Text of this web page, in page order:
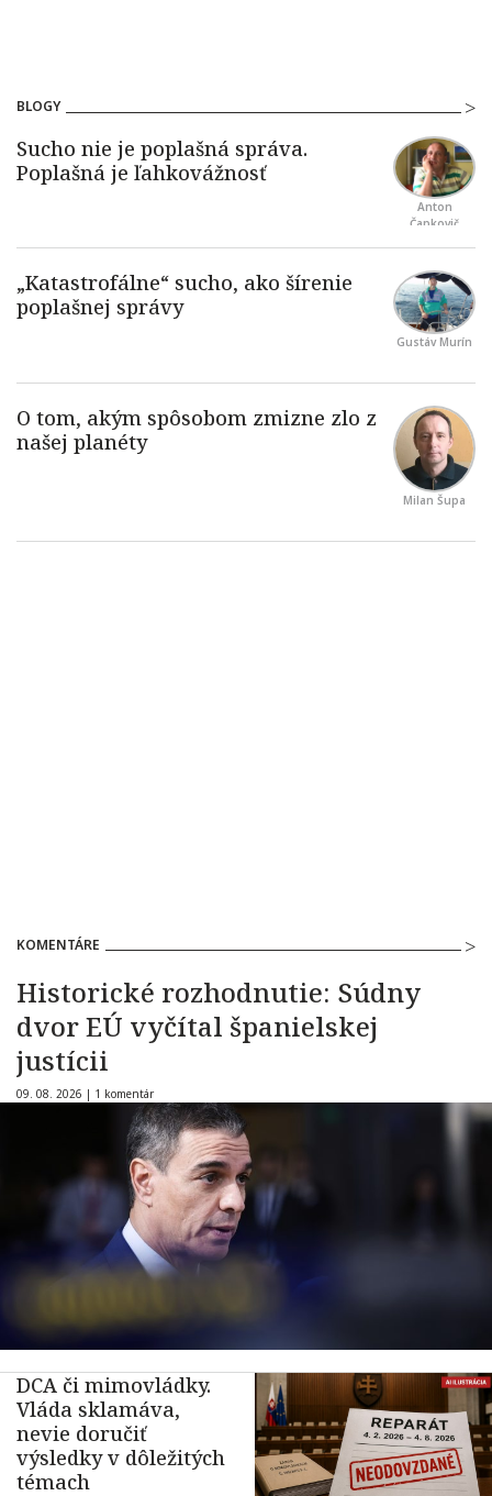
BLOGY
Anton
Čapkovič
Gustáv Murín
Milan Šupa
KOMENTÁRE
Historické rozhodnutie: Súdny
dvor EÚ vyčítal španielskej
justícii
09. 08. 2026 | 1 komentár
DCA či mimovládky.
Vláda sklamáva,
nevie doručiť
výsledky v dôležitých
témach